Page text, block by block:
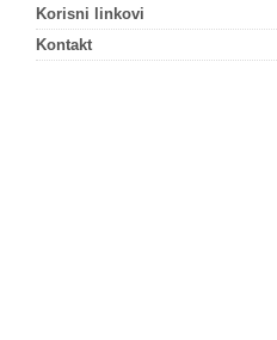
Korisni linkovi
Kontakt